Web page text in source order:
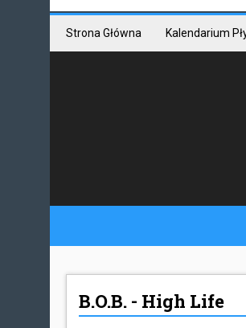
Strona Główna Kalendarium
B.O.B. - High Life